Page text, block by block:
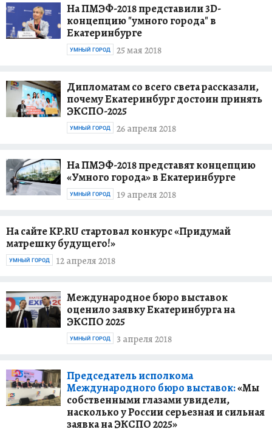
На ПМЭФ-2018 представили 3D-
концепцию "умного города" в
Екатеринбурге
25 мая 2018
УМНЫЙ ГОРОД
Дипломатам со всего света рассказали,
почему Екатеринбург достоин принять
ЭКСПО-2025
26 апреля 2018
УМНЫЙ ГОРОД
На ПМЭФ-2018 представят концепцию
«Умного города» в Екатеринбурге
19 апреля 2018
УМНЫЙ ГОРОД
На сайте KP.RU стартовал конкурс «Придумай
матрешку будущего!»
12 апреля 2018
УМНЫЙ ГОРОД
Международное бюро выставок
оценило заявку Екатеринбурга на
ЭКСПО 2025
3 апреля 2018
УМНЫЙ ГОРОД
Председатель исполкома
Международного бюро выставок:«Мы
собственными глазами увидели,
насколько у России серьезная и сильная
заявка на ЭКСПО 2025»